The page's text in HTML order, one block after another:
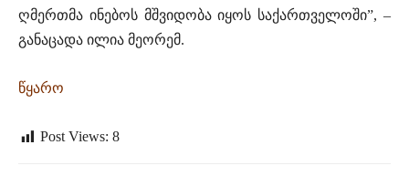
ღმერთმა ინებოს მშვიდობა იყოს საქართველოში”, –
განაცადა ილია მეორემ.
წყარო
Post Views: 8